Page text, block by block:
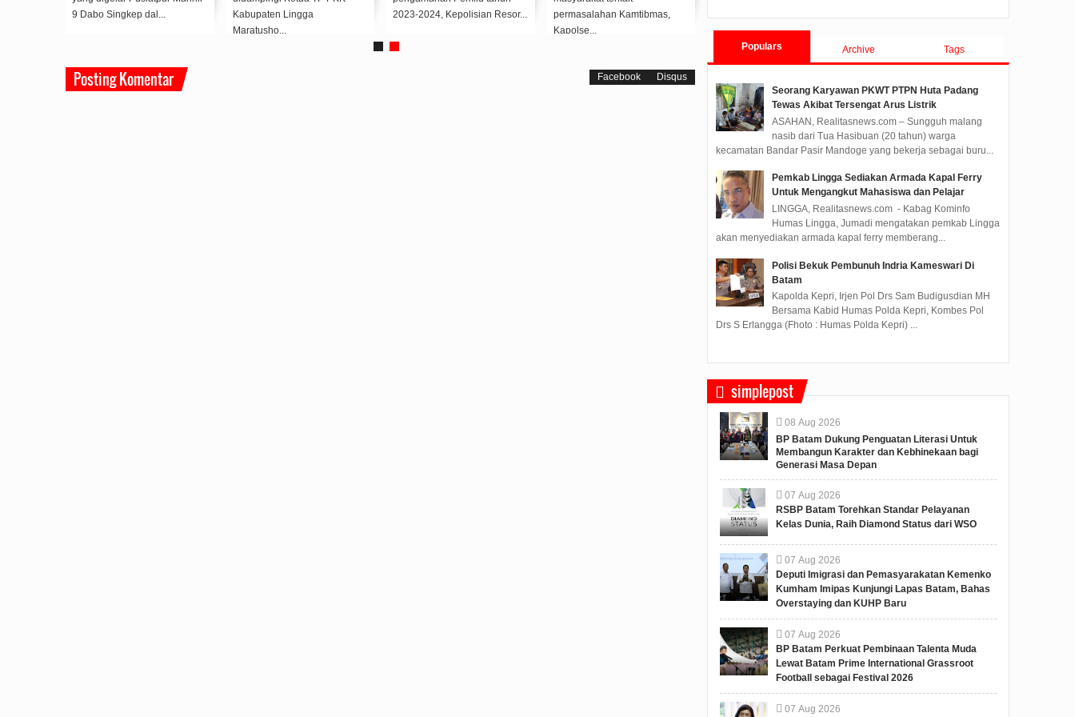
Berhala saat menggelar Jum...
Kepolisian Resor Lingga
meng...
9 Dabo Singkep dal...
Kabupaten Lingga
Maratusho...
Posting Komentar Facebook Disqus
Populars Archive Tags
Seorang Karyawan PKWT PTPN Huta Padang
Tewas Akibat Tersengat Arus Listrik
ASAHAN, Realitasnews.com – Sungguh malang
nasib dari Tua Hasibuan (20 tahun) warga
kecamatan Bandar Pasir Mandoge yang bekerja sebagai buru...
Pemkab Lingga Sediakan Armada Kapal Ferry
Untuk Mengangkut Mahasiswa dan Pelajar
LINGGA, Realitasnews.com - Kabag Kominfo
Humas Lingga, Jumadi mengatakan pemkab Lingga
akan menyediakan armada kapal ferry memberang...
Polisi Bekuk Pembunuh Indria Kameswari Di
Batam
Kapolda Kepri, Irjen Pol Drs Sam Budigusdian MH
Bersama Kabid Humas Polda Kepri, Kombes Pol
Drs S Erlangga (Fhoto : Humas Polda Kepri) ...
simplepost
08 Aug 2026
BP Batam Dukung Penguatan Literasi Untuk
Membangun Karakter dan Kebhinekaan bagi
Generasi Masa Depan
07 Aug 2026
RSBP Batam Torehkan Standar Pelayanan
Kelas Dunia, Raih Diamond Status dari WSO
07 Aug 2026
Deputi Imigrasi dan Pemasyarakatan Kemenko
Kumham Imipas Kunjungi Lapas Batam, Bahas
Overstaying dan KUHP Baru
07 Aug 2026
BP Batam Perkuat Pembinaan Talenta Muda
Lewat Batam Prime International Grassroot
Football sebagai Festival 2026
07 Aug 2026